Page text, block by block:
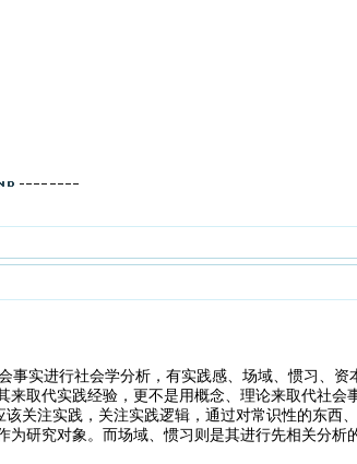
实进行社会学分析，有实践感、场域、惯习、
来取代实践经验，更不是用概念、理论来取代社
该关注实践，关注实践逻辑，通过对常识性的东
研究对象。而场域、惯习则是其进行先相关分析